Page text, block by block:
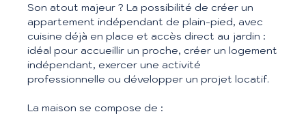
Son atout majeur ? La possibilité de créer un
appartement indépendant de plain-pied, avec
cuisine déjà en place et accès direct au jardin :
idéal pour accueillir un proche, créer un logement
indépendant, exercer une activité
professionnelle ou développer un projet locatif.
La maison se compose de :